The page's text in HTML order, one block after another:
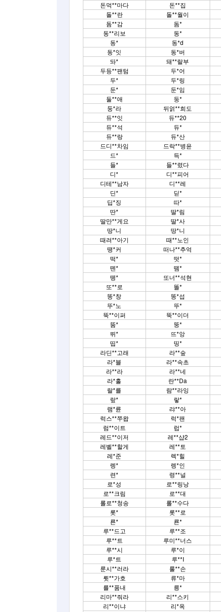
돈먹**마다
돈**집
돌**란
돌**월이
돔**감
돔*
동**리보
동*
동*
동*d
동*잇
동*버
돠*
돼**랄부
두등**팬텀
두*어
두*
두*링
둔*
둔*임
둘**애
둥*
둥*라
뒤얽**희도
듀**잇
듀**20
듀**석
듀*
듀**랑
듀*산
드디**차임
드락**병윤
드*
득*
들*
들**렸다
디*
디**피어
디테**남자
디**레
딘*
딛*
딥*징
따*
딴*
딸*림
딸만**게요
딸*사
땅*니
땅*니
때려**아기
때**노인
땡*커
떠나**추억
떡*
떳*
뗀*
뗌*
뗑*
또너**석현
또**로
똘*
똥*창
똥*섭
뚜*노
뚜*
뚝**이퍼
뚝**이더
뚬*
뚱*
뛰*
뜨*앙
띱*
띵*
라딘**고래
라**숲
라*블
라**속초
라**라
라**네
라*홀
란**Da
랄*를
람**라잉
랖*
랗*
램*륜
랴**아
럭스**쭈왑
럭*팬
럼**이트
럽*
레드**이저
레**샵2
레벨**할게
레**토
레*준
렉*힐
렝*
렝*인
련*
령**널
로*성
로**링낭
로**크림
로**대
롤로**청송
롤**수다
롯*
롯**로
룐*
룐*
루**드고
루**조
루**트
루미**너스
루**시
루*이
루*트
루**I
룬시**러라
룰**손
륏**가호
류*마
를**품내
릉*
리마**줘라
리**스키
리**이냐
리*옥